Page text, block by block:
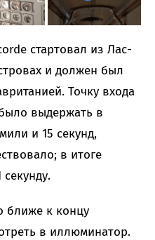
стартовал из Лас-
и должен был
Точку входа
выдержать в
и 15 секунд,
в итоге
ближе к концу
в иллюминатор.